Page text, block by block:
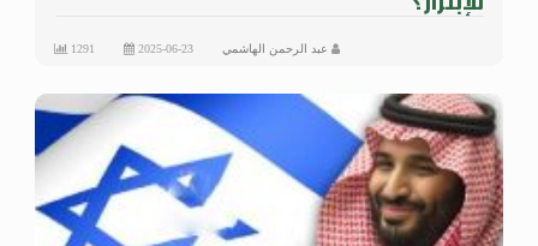
عبد الرحمن الهاشمي 2025-06-23
1291